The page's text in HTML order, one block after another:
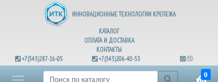
ИННОВАЦИОННЫЕ ТЕХНОЛОГИИ КРЕПЕЖА
КАТАЛОГ
ОПЛАТА И ДОСТАВКА
КОНТАКТЫ
+7(343)287-16-05
+7(343)206-40-53
0